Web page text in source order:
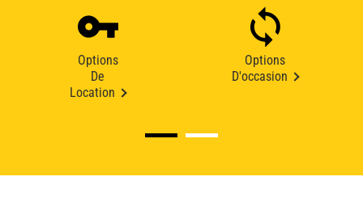
Options
De
Location
Options
D'occasion